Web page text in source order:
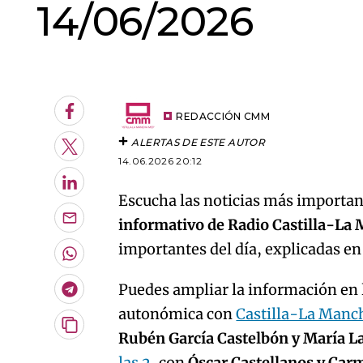
14/06/2026
Facebook
Twitter
LinkedIn
Enviar
por
Email
Whatsapp
Telegram
Copiar
REDACCIÓN CMM
ALERTAS DE ESTE AUTOR
14.06.2026 20:12
Escucha las noticias más
informativo de Radio Castilla-La
importantes del día, explicadas
Puedes ampliar la información
autonómica conCastilla-La
Rubén García Castelbón y María